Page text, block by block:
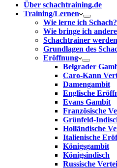
Über schachtraining.de
Training/Lernen
Wie lerne ich Schach?
Wie bringe ich
Schachtrainer werden
Grundlagen des
Eröffnung
Belgrader
Caro-Kann
Damengambit
Englische
Evans Gambit
Französische
Grünfeld-
Holländische
Italienische
Königsgambit
Königsindisch
Russische